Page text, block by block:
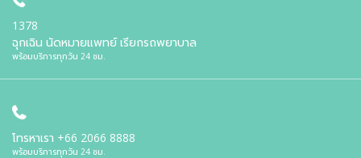
1378
ฉุกเฉิน นัดหมายแพทย์ เรียกรถพยาบาล
พร้อมบริการทุกวัน 24 ชม.
โทรหาเรา +66 2066 8888
พร้อมบริการทุกวัน 24 ชม.